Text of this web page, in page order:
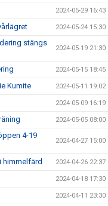
2024-05-29 16:43
2024-05-24 15:30
stängs
2024-05-19 21:30
2024-05-15 18:45
Kumite 2024-05-11 19:02
2024-05-09 16:19
2024-05-05 08:00
4-19
2024-04-27 15:00
himmelfärd 2024-04-26 22:37
2024-04-18 17:30
2024-04-11 23:30